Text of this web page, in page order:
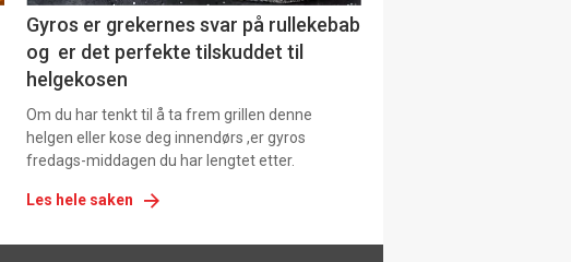
Gyros er grekernes svar på rullekebab
og er det perfekte tilskuddet til
helgekosen
Om du har tenkt til å ta frem grillen denne
helgen eller kose deg innendørs ,er gyros
fredags-middagen du har lengtet etter.
Les hele saken